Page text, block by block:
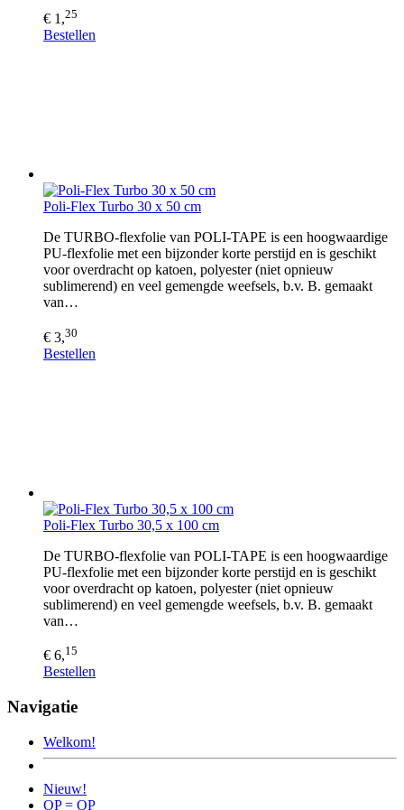
€ 1,25
Bestellen
Poli-Flex Turbo 30 x 50 cm
De TURBO-flexfolie van POLI-TAPE is een hoogwaardige
PU-flexfolie met een bijzonder korte perstijd en is geschikt
voor overdracht op katoen, polyester (niet opnieuw
sublimerend) en veel gemengde weefsels, b.v. B. gemaakt
van…
€ 3,30
Bestellen
Poli-Flex Turbo 30,5 x 100 cm
De TURBO-flexfolie van POLI-TAPE is een hoogwaardige
PU-flexfolie met een bijzonder korte perstijd en is geschikt
voor overdracht op katoen, polyester (niet opnieuw
sublimerend) en veel gemengde weefsels, b.v. B. gemaakt
van…
€ 6,15
Bestellen
Navigatie
Welkom!
Nieuw!
OP = OP